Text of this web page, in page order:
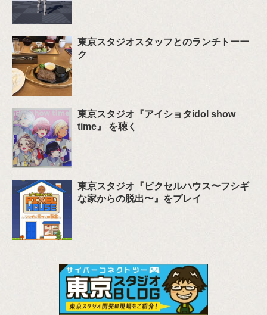
東京スタジオスタッフとのランチトーー
ク
東京スタジオ『アイショタidol show
time』 を聴く
東京スタジオ『ピクセルハウス〜フシギ
な家からの脱出〜』をプレイ